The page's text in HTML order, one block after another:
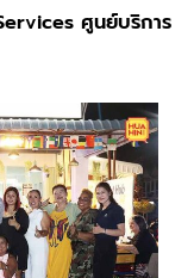
ศูนย์บริการ